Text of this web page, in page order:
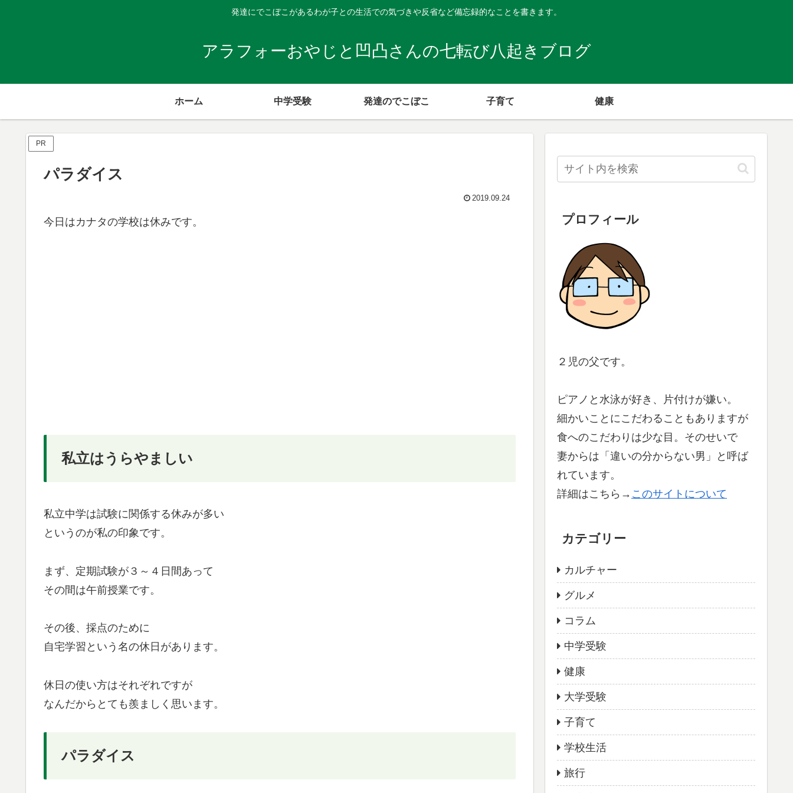
発達にでこぼこがあるわが子との生活での気づきや反省など備忘録的なことを書きます。
アラフォーおやじと凹凸さんの七転び八起きブログ
ホーム 中学受験 発達のでこぼこ 子育て 健康
PR
パラダイス
2019.09.24
今日はカナタの学校は休みです。
私立はうらやましい
私立中学は試験に関係する休みが多い
というのが私の印象です。
まず、定期試験が３～４日間あって
その間は午前授業です。
その後、採点のために
自宅学習という名の休日があります。
休日の使い方はそれぞれですが
なんだからとても羨ましく思います。
パラダイス
プロフィール
２児の父です。
ピアノと水泳が好き、片付けが嫌い。
細かいことにこだわることもありますが
食へのこだわりは少な目。そのせいで
妻からは「違いの分からない男」と呼ば
れています。
詳細はこちら→ このサイトについて
カテゴリー
カルチャー
グルメ
コラム
中学受験
健康
大学受験
子育て
学校生活
旅行